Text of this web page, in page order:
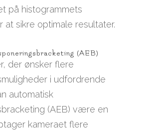
på histogrammets
sikre optimale resultater.
(AEB)
der ønsker flere
i udfordrende
automatisk
(AEB) være en
kameraet flere